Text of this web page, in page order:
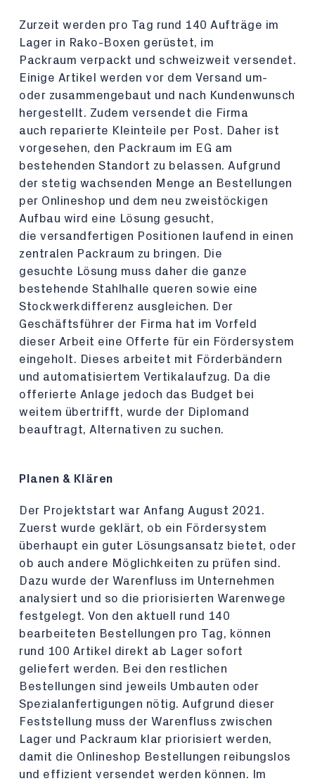
Zurzeit werden pro Tag rund 140 Aufträge im
Lager in Rako-Boxen gerüstet, im
Packraum verpackt und schweizweit versendet.
Einige Artikel werden vor dem Versand um-
oder zusammengebaut und nach Kundenwunsch
hergestellt. Zudem versendet die Firma
auch reparierte Kleinteile per Post. Daher ist
vorgesehen, den Packraum im EG am
bestehenden Standort zu belassen. Aufgrund
der stetig wachsenden Menge an Bestellungen
per Onlineshop und dem neu zweistöckigen
Aufbau wird eine Lösung gesucht,
die versandfertigen Positionen laufend in einen
zentralen Packraum zu bringen. Die
gesuchte Lösung muss daher die ganze
bestehende Stahlhalle queren sowie eine
Stockwerkdifferenz ausgleichen. Der
Geschäftsführer der Firma hat im Vorfeld
dieser Arbeit eine Offerte für ein Fördersystem
eingeholt. Dieses arbeitet mit Förderbändern
und automatisiertem Vertikalaufzug. Da die
offerierte Anlage jedoch das Budget bei
weitem übertrifft, wurde der Diplomand
beauftragt, Alternativen zu suchen.
Planen & Klären
Der Projektstart war Anfang August 2021.
Zuerst wurde geklärt, ob ein Fördersystem
überhaupt ein guter Lösungsansatz bietet, oder
ob auch andere Möglichkeiten zu prüfen sind.
Dazu wurde der Warenfluss im Unternehmen
analysiert und so die priorisierten Warenwege
festgelegt. Von den aktuell rund 140
bearbeiteten Bestellungen pro Tag, können
rund 100 Artikel direkt ab Lager sofort
geliefert werden. Bei den restlichen
Bestellungen sind jeweils Umbauten oder
Spezialanfertigungen nötig. Aufgrund dieser
Feststellung muss der Warenfluss zwischen
Lager und Packraum klar priorisiert werden,
damit die Onlineshop Bestellungen reibungslos
und effizient versendet werden können. Im